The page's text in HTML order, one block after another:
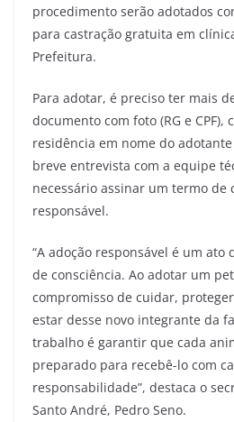
procedimento serão adotados
para castração gratuita em
Prefeitura.
Para adotar, é preciso ter mais
documento com foto (RG e CPF),
residência em nome do
breve entrevista com a equipe
necessário assinar um termo de
responsável.
“A adoção responsável é um ato
de consciência. Ao adotar um
compromisso de cuidar,
estar desse novo integrante da
trabalho é garantir que cada
preparado para recebê-lo com
responsabilidade”, destaca o
Santo André, Pedro Seno.